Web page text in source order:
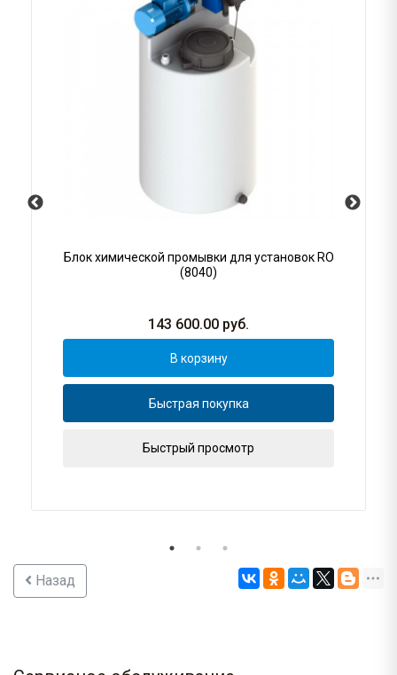
Блок химической промывки для установок RO
(8040)
143 600.00 руб.
В корзину
Быстрая покупка
Быстрый просмотр
Назад